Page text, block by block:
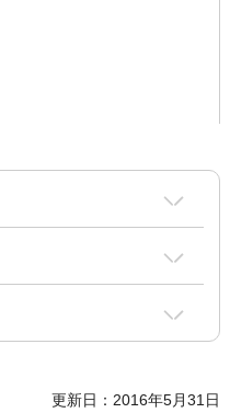
更新日：2016年5月31日